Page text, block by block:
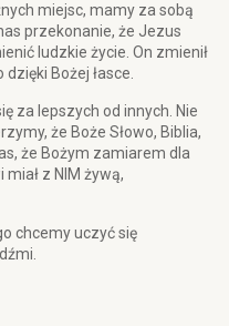
miejsc, mamy za sobą
przekonanie, że Jezus
ludzkie życie. On zmienił
Bożej łasce.
za lepszych od innych. Nie
że Boże Słowo, Biblia,
że Bożym zamiarem dla
z NIM żywą,
chcemy uczyć się